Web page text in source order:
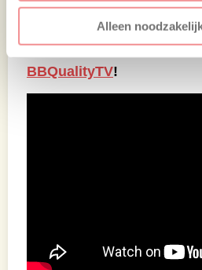
Alleen
Smakelijk eten! 🙂
BBQualityTV!